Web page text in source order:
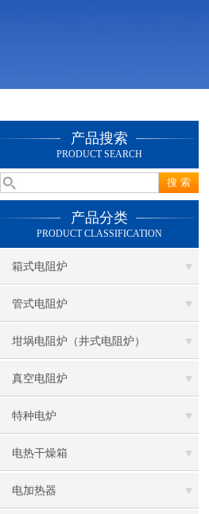
产品搜索
PRODUCT SEARCH
产品分类
PRODUCT CLASSIFICATION
箱式电阻炉
管式电阻炉
坩埚电阻炉（井式电阻炉）
真空电阻炉
特种电炉
电热干燥箱
电加热器